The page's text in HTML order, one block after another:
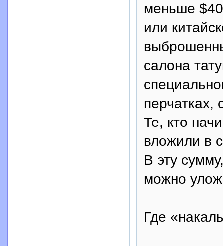
меньше
или
салона
перчатках,
Те, кто
вложили в
В эту
можно
Где